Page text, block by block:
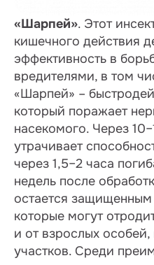
«Шарпей». Этот
кишечного действия
эффективность в
вредителями, в том
«Шарпей» –
который поражает
насекомого. Через
утрачивает
через 1,5–2 часа
недель после
остается защищенным
которые могут
и от взрослых
участков. Среди